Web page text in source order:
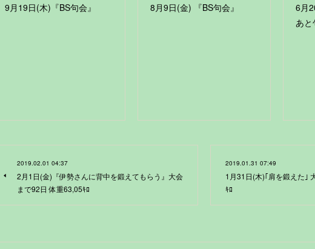
9月19日(木)『BS句会』 8月9日(金) 『BS句会』
6月
あ
2019.02.01 04:37
2月1日(金)『伊勢さんに背中を鍛えてもらう』大会
まで92日 体重63,05ｷﾛ
2019.01.31 07:49
1月31日(木)｢肩を鍛えた｣
ｷﾛ